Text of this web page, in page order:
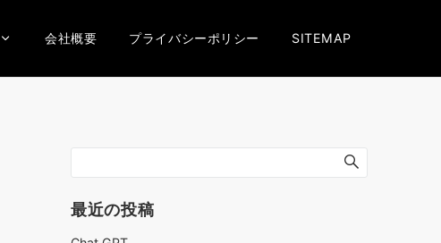
会社概要 プライバシーポリシー SITEMAP
最近の投稿